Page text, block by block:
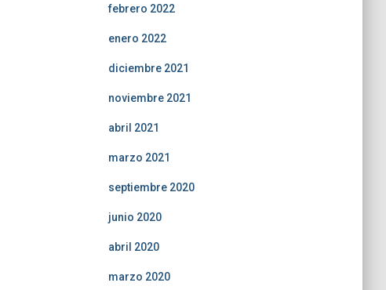
febrero 2022
enero 2022
diciembre 2021
noviembre 2021
abril 2021
marzo 2021
septiembre 2020
junio 2020
abril 2020
marzo 2020